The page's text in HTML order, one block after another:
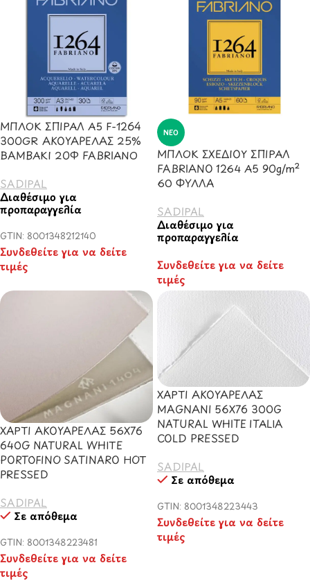
ΜΠΛΟΚ ΣΠΙΡΑΛ Α5 F-1264
300GR ΑΚΟΥΑΡΕΛΑΣ 25%
ΒΑΜΒΑΚΙ 20Φ FABRIANO
SADIPAL
Διαθέσιμο για
προπαραγγελία
GTIN: 8001348212140
Συνδεθείτε για να δείτε
τιμές
ΝΈΟ
ΜΠΛΟΚ ΣΧΕΔΙΟΥ ΣΠΙΡΑΛ
FABRIANO 1264 Α5 90g/m²
60 ΦΥΛΛΑ
SADIPAL
Διαθέσιμο για
προπαραγγελία
Συνδεθείτε για να δείτε
τιμές
ΧΑΡΤΙ ΑΚΟΥΑΡΕΛΑΣ 56X76
640G NATURAL WHITE
PORTOFINO SATINARO HOT
PRESSED
SADIPAL
Σε απόθεμα
GTIN: 8001348223481
Συνδεθείτε για να δείτε
τιμές
ΧΑΡΤΙ ΑΚΟΥΑΡΕΛΑΣ
MAGNANI 56X76 300G
NATURAL WHITE ITALIA
COLD PRESSED
SADIPAL
Σε απόθεμα
GTIN: 8001348223443
Συνδεθείτε για να δείτε
τιμές